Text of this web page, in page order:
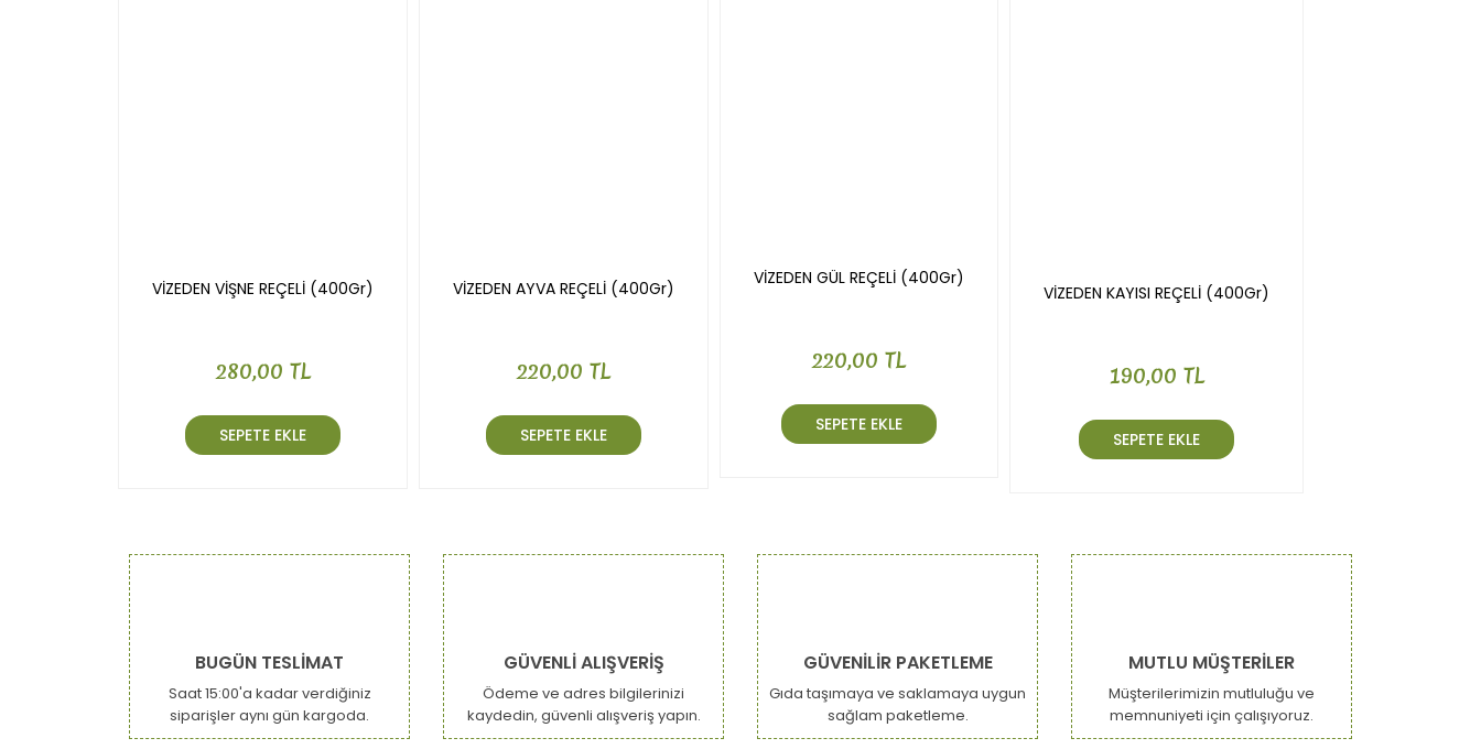
VİZEDEN VİŞNE REÇELİ (400Gr)
280,00 TL
SEPETE EKLE
VİZEDEN AYVA REÇELİ (400Gr)
220,00 TL
SEPETE EKLE
VİZEDEN GÜL REÇELİ (400Gr)
220,00 TL
SEPETE EKLE
VİZEDEN KAYISI REÇELİ (400Gr)
190,00 TL
SEPETE EKLE
BUGÜN TESLİMAT
Saat 15:00'a kadar verdiğiniz
siparişler aynı gün kargoda.
GÜVENLİ ALIŞVERİŞ
Ödeme ve adres bilgilerinizi
kaydedin, güvenli alışveriş yapın.
GÜVENİLİR PAKETLEME
Gıda taşımaya ve saklamaya uygun
sağlam paketleme.
MUTLU MÜŞTERİLER
Müşterilerimizin mutluluğu ve
memnuniyeti için çalışıyoruz.